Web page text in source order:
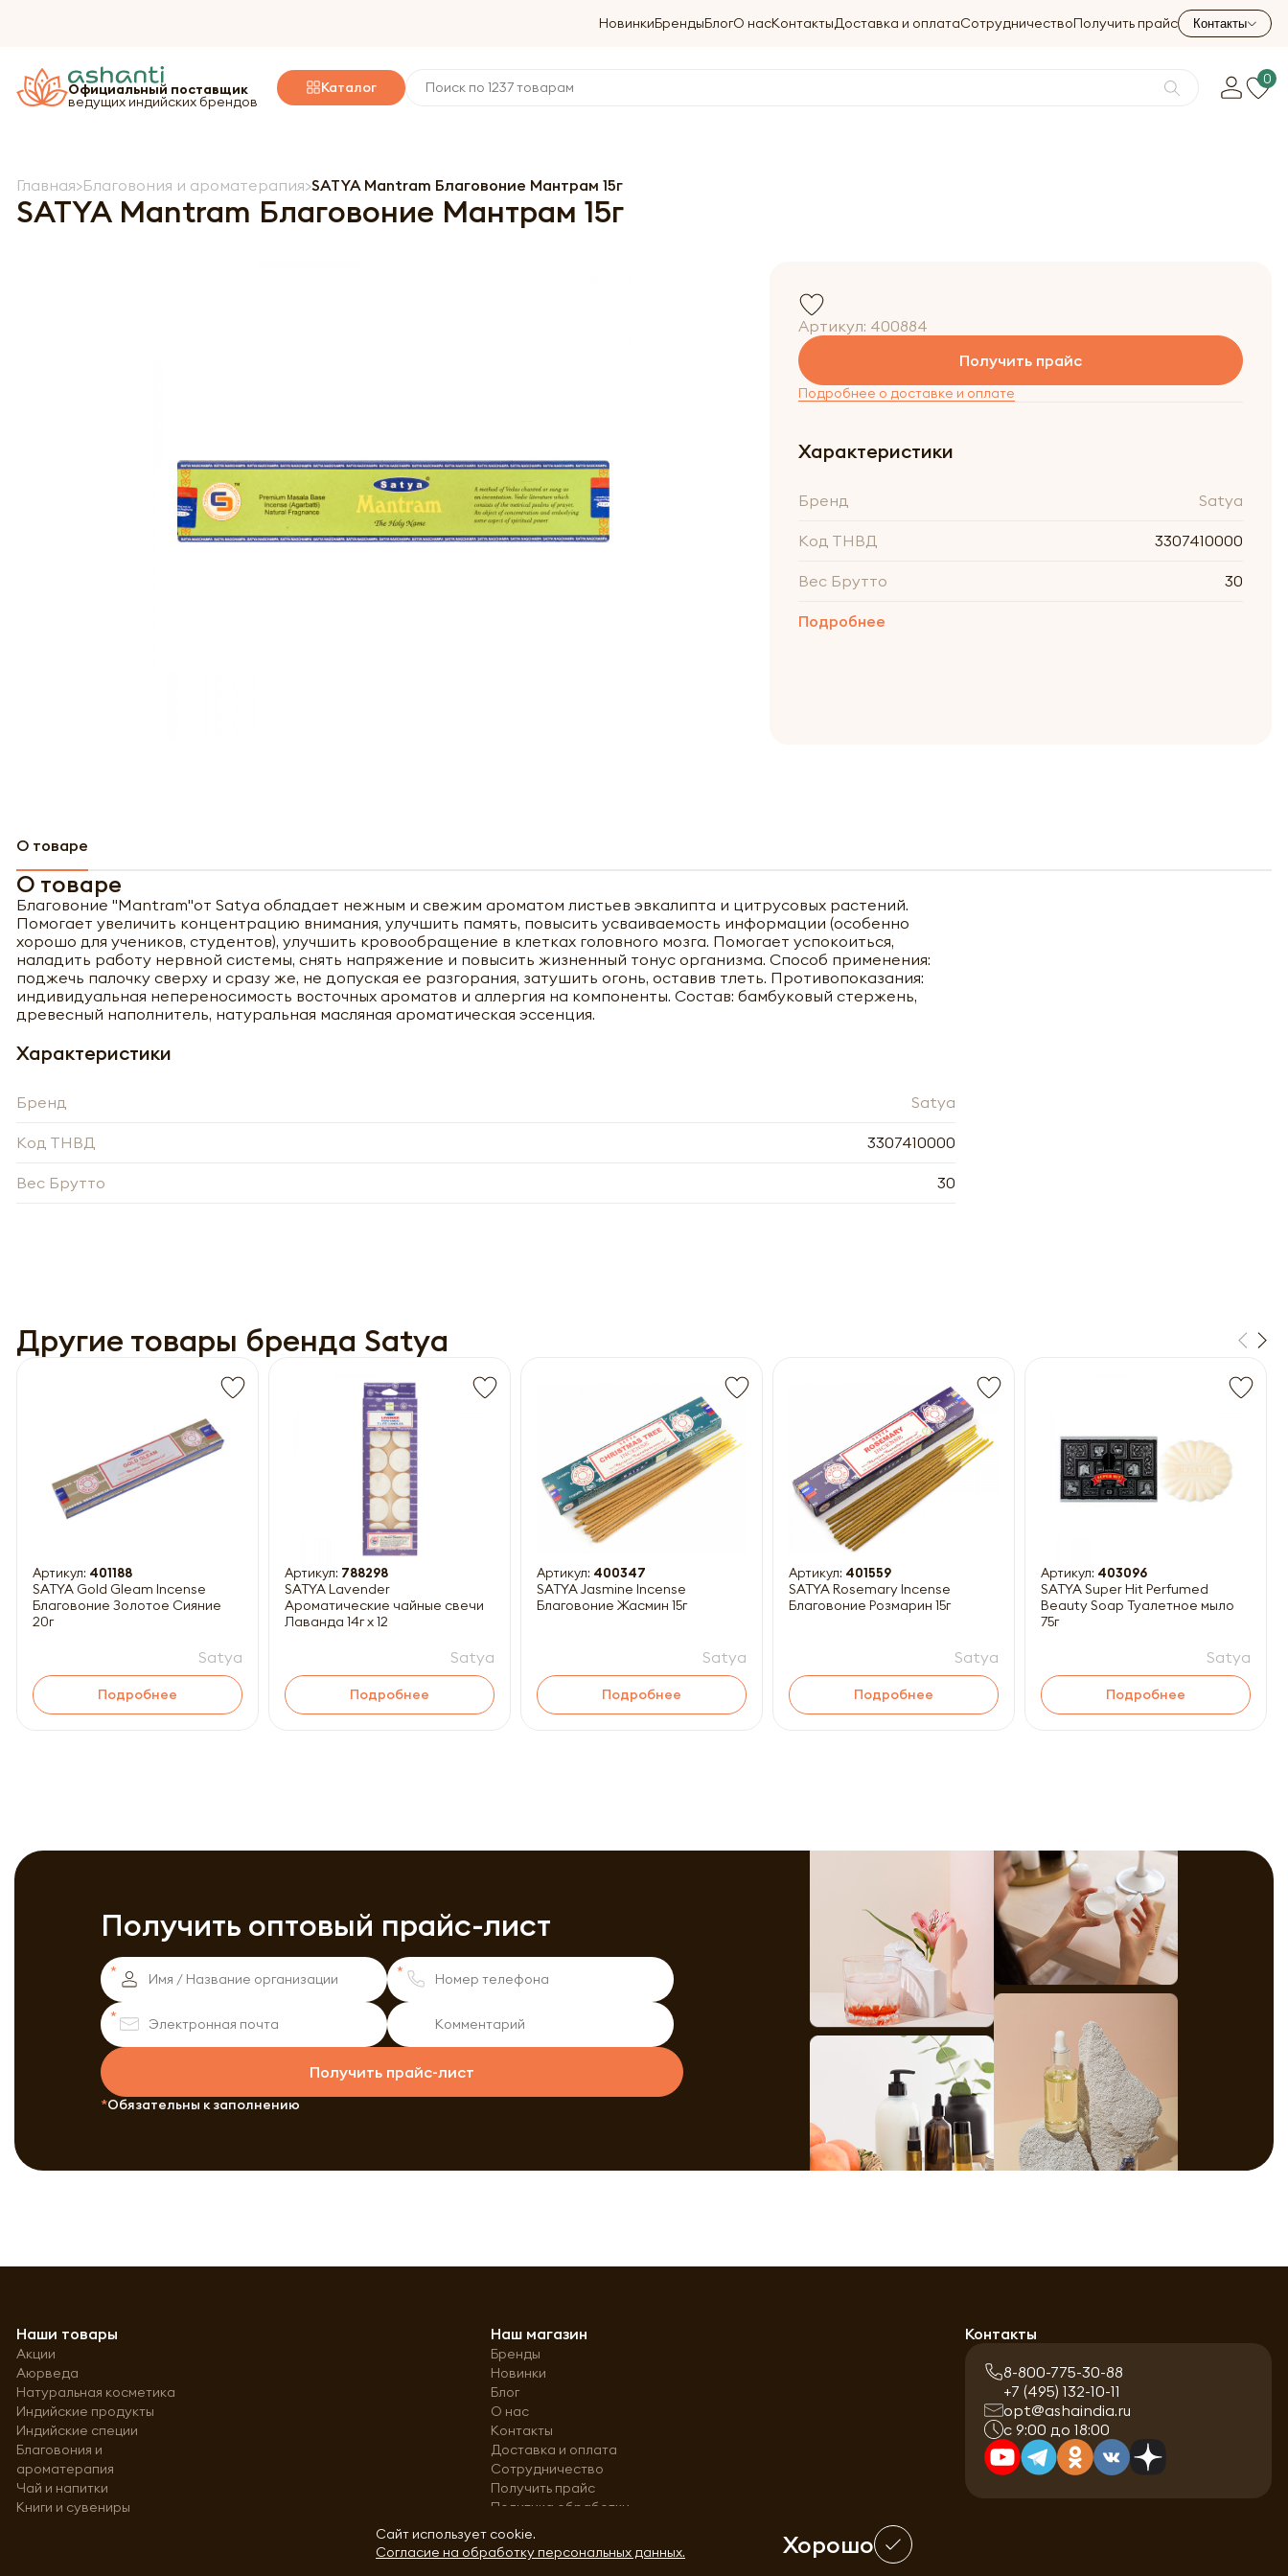
НовинкиБрендыБлогО насКонтактыДоставка и оплатаСотрудничествоПолучить прайс Контакты
Официальный поставщик
ведущих индийских брендов
Каталог 0
Главная Благовония и ароматерапия SATYA Mantram Благовоние Мантрам 15г
SATYA Mantram Благовоние Мантрам 15г
Артикул: 400884
Получить прайс
Подробнее о доставке и оплате
Характеристики
Бренд Satya
Код ТНВД 3307410000
Вес Брутто 30
Подробнее
О товаре
О товаре
Благовоние "Mantram"от Satya обладает нежным и свежим ароматом листьев эвкалипта и цитрусовых растений.
Помогает увеличить концентрацию внимания, улучшить память, повысить усваиваемость информации (особенно
хорошо для учеников, студентов), улучшить кровообращение в клетках головного мозга. Помогает успокоиться,
наладить работу нервной системы, снять напряжение и повысить жизненный тонус организма. Способ применения:
поджечь палочку сверху и сразу же, не допуская ее разгорания, затушить огонь, оставив тлеть. Противопоказания:
индивидуальная непереносимость восточных ароматов и аллергия на компоненты. Состав: бамбуковый стержень,
древесный наполнитель, натуральная масляная ароматическая эссенция.
Характеристики
Бренд Satya
Код ТНВД 3307410000
Вес Брутто 30
Другие товары бренда Satya
Артикул: 401188
SATYA Gold Gleam Incense
Благовоние Золотое Сияние
20г
Satya
Подробнее
Артикул: 788298
SATYA Lavender
Ароматические чайные свечи
Лаванда 14г x 12
Satya
Подробнее
Артикул: 400347
SATYA Jasmine Incense
Благовоние Жасмин 15г
Satya
Подробнее
Артикул: 401559
SATYA Rosemary Incense
Благовоние Розмарин 15г
Satya
Подробнее
Артикул: 403096
SATYA Super Hit Perfumed
Beauty Soap Туалетное мыло
75г
Satya
Подробнее
Получить оптовый прайс-лист
Получить прайс-лист
Обязательны к заполнению
Обязательны к заполнению
Наши товары
Акции
Аюрведа
Натуральная косметика
Индийские продукты
Индийские специи
Благовония и
ароматерапия
Чай и напитки
Книги и сувениры
Наш магазин
Бренды
Новинки
Блог
О нас
Контакты
Доставка и оплата
Сотрудничество
Получить прайс
Политика обработки
персональных данных
Контакты
8-800-775-30-88
+7 (495) 132-10-11
opt@ashaindia.ru
с 9:00 до 18:00
Сайт использует cookie.
Согласие на обработку персональных данных.
Хорошо